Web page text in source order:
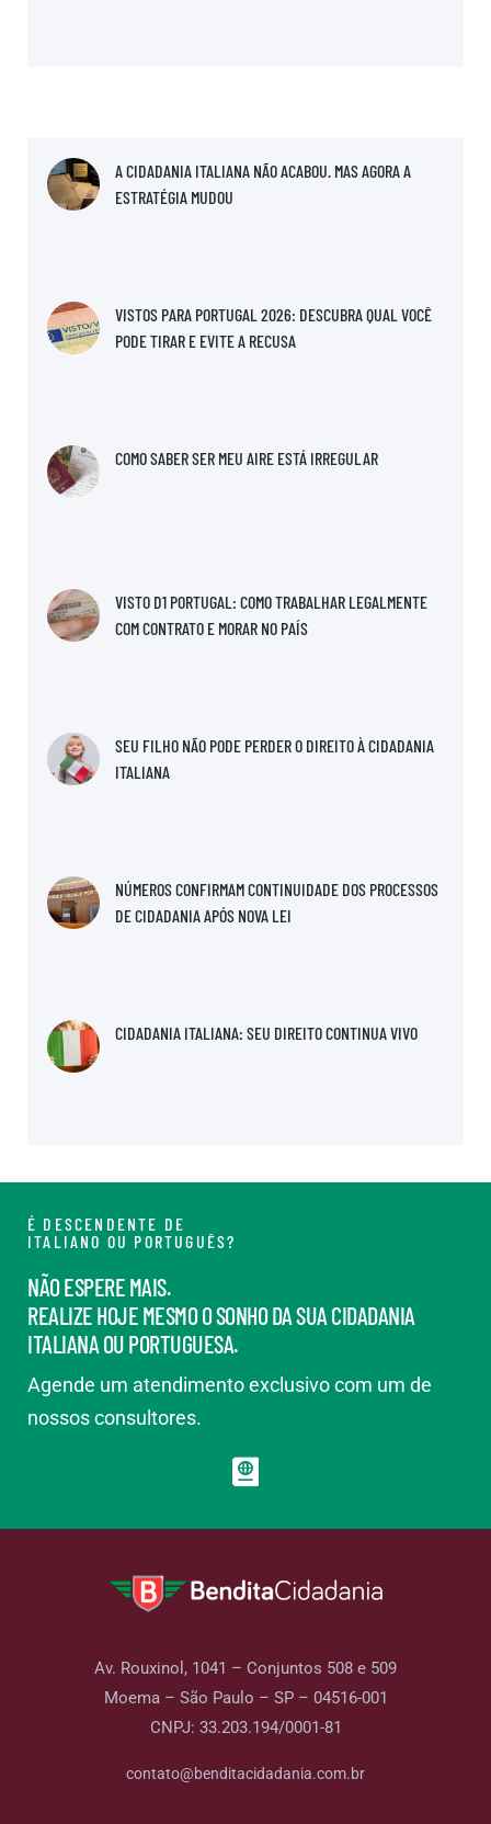
A CIDADANIA ITALIANA NÃO ACABOU. MAS AGORA A
ESTRATÉGIA MUDOU
VISTOS PARA PORTUGAL 2026: DESCUBRA QUAL VOCÊ
PODE TIRAR E EVITE A RECUSA
COMO SABER SER MEU AIRE ESTÁ IRREGULAR
VISTO D1 PORTUGAL: COMO TRABALHAR LEGALMENTE
COM CONTRATO E MORAR NO PAÍS
SEU FILHO NÃO PODE PERDER O DIREITO À CIDADANIA
ITALIANA
NÚMEROS CONFIRMAM CONTINUIDADE DOS PROCESSOS
DE CIDADANIA APÓS NOVA LEI
CIDADANIA ITALIANA: SEU DIREITO CONTINUA VIVO
É DESCENDENTE DE
ITALIANO OU PORTUGUÊS?
NÃO ESPERE MAIS.
REALIZE HOJE MESMO O SONHO DA SUA CIDADANIA
ITALIANA OU PORTUGUESA.
Agende um atendimento exclusivo com um de
nossos consultores.
Av. Rouxinol, 1041 – Conjuntos 508 e 509
Moema – São Paulo – SP – 04516-001
CNPJ: 33.203.194/0001-81
contato@benditacidadania.com.br